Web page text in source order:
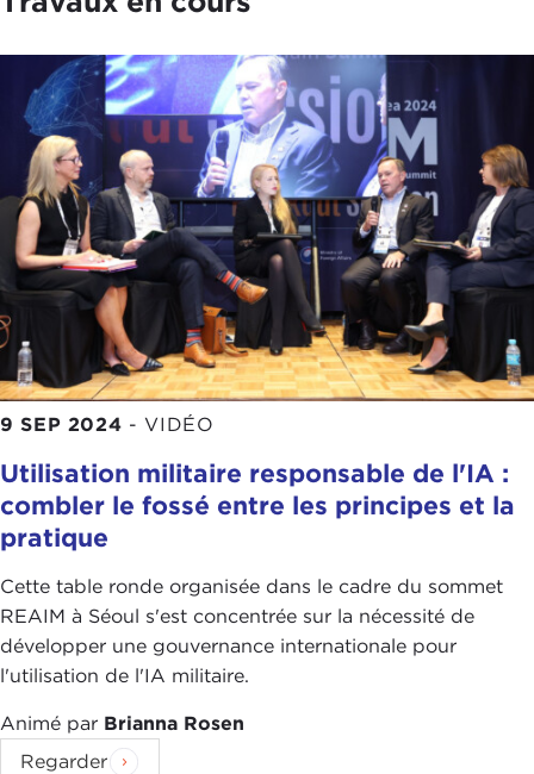
9 SEP 2024 - VIDÉO
Utilisation militaire responsable de l'IA :
combler le fossé entre les principes et la
pratique
Cette table ronde organisée dans le cadre du sommet
REAIM à Séoul s'est concentrée sur la nécessité de
développer une gouvernance internationale pour
l'utilisation de l'IA militaire.
Animé par Brianna Rosen
Regarder